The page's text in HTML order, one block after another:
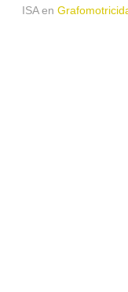
ISAen